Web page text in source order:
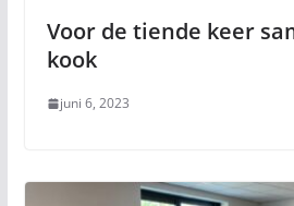
Voor de tiende keer
kook
juni 6, 2023